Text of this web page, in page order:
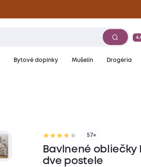
Bytové doplnky Mušelín Drogéria
57×
Bavlnené obliečky
dve postele